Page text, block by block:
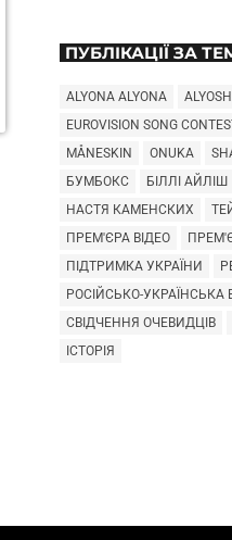
ПУБЛІКАЦІЇ ЗА
ALYONA ALYONA
EUROVISION SONG
MÅNESKIN
ONUKA
БУМБОКС
БІЛЛІ АЙЛІШ
НАСТЯ КАМЕНСКИХ
ПРЕМ'ЄРА ВІДЕО
ПІДТРИМКА УКРАЇНИ
РОСІЙСЬКО-УКРАЇНСЬКА
СВІДЧЕННЯ ОЧЕВИДЦІВ
ІСТОРІЯ